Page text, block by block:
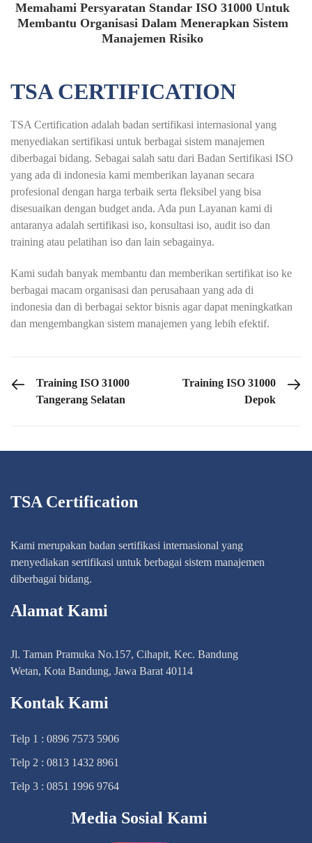
Memahami Persyaratan Standar ISO 31000 Untuk
Membantu Organisasi Dalam Menerapkan Sistem
Manajemen Risiko
TSA CERTIFICATION
TSA Certification adalah badan sertifikasi internasional yang
menyediakan sertifikasi untuk berbagai sistem manajemen
diberbagai bidang. Sebagai salah satu dari Badan Sertifikasi ISO
yang ada di indonesia kami memberikan layanan secara
profesional dengan harga terbaik serta fleksibel yang bisa
disesuaikan dengan budget anda. Ada pun Layanan kami di
antaranya adalah sertifikasi iso, konsultasi iso, audit iso dan
training atau pelatihan iso dan lain sebagainya.
Kami sudah banyak membantu dan memberikan sertifikat iso ke
berbagai macam organisasi dan perusahaan yang ada di
indonesia dan di berbagai sektor bisnis agar dapat meningkatkan
dan mengembangkan sistem manajemen yang lebih efektif.
PREVIOUS POST
Training ISO 31000
Tangerang Selatan
NEXT POST
Training ISO 31000
Depok
TSA Certification
Kami merupakan badan sertifikasi internasional yang
menyediakan sertifikasi untuk berbagai sistem manajemen
diberbagai bidang.
Alamat Kami
Jl. Taman Pramuka No.157, Cihapit, Kec. Bandung
Wetan, Kota Bandung, Jawa Barat 40114
Kontak Kami
Telp 1 : 0896 7573 5906
Telp 2 : 0813 1432 8961
Telp 3 : 0851 1996 9764
Media Sosial Kami